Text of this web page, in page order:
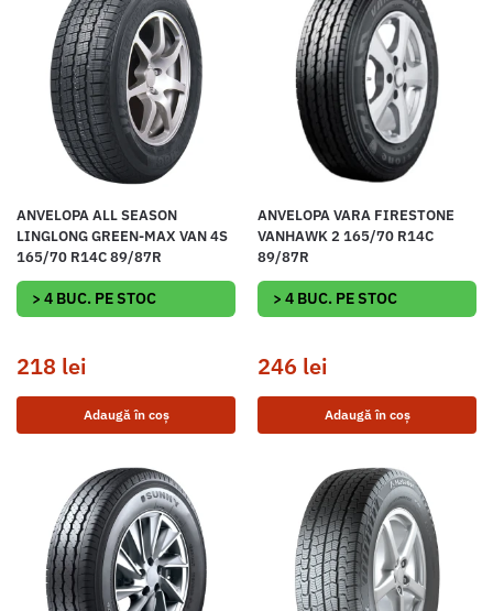
ANVELOPA ALL SEASON
LINGLONG GREEN-MAX VAN 4S
165/70 R14C 89/87R
> 4 BUC. PE STOC
218 lei
Adaugă în coș
ANVELOPA VARA FIRESTONE
VANHAWK 2 165/70 R14C
89/87R
> 4 BUC. PE STOC
246 lei
Adaugă în coș